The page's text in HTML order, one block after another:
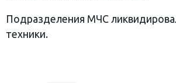
Подразделения МЧС
техники.